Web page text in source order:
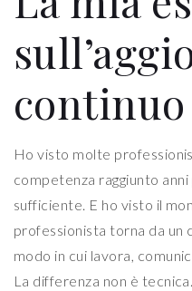
continuo
Ho visto molte
competenza raggiunto
sufficiente. E ho visto il
professionista torna da un
modo in cui lavora,
La differenza non è